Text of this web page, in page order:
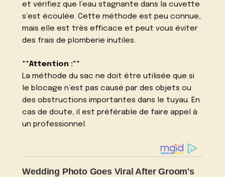
et vérifiez que l’eau stagnante dans la cuvette
s’est écoulée. Cette méthode est peu connue,
mais elle est très efficace et peut vous éviter
des frais de plomberie inutiles.
**Attention :**
La méthode du sac ne doit être utilisée que si
le blocage n’est pas causé par des objets ou
des obstructions importantes dans le tuyau. En
cas de doute, il est préférable de faire appel à
un professionnel.